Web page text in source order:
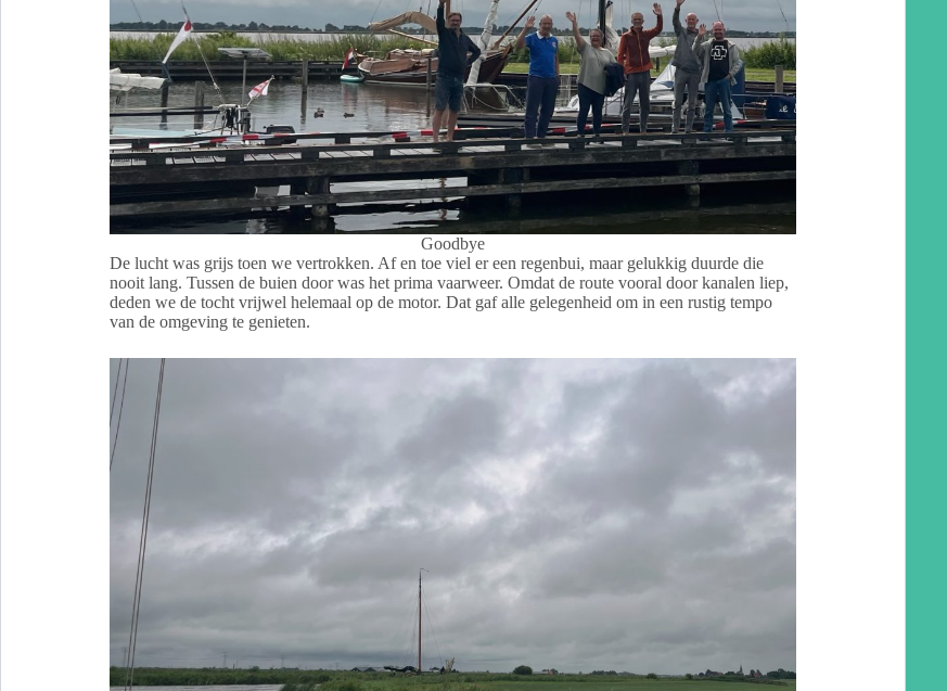
Goodbye
De lucht was grijs toen we vertrokken. Af en toe viel er een regenbui, maar gelukkig duurde die
nooit lang. Tussen de buien door was het prima vaarweer. Omdat de route vooral door kanalen liep,
deden we de tocht vrijwel helemaal op de motor. Dat gaf alle gelegenheid om in een rustig tempo
van de omgeving te genieten.